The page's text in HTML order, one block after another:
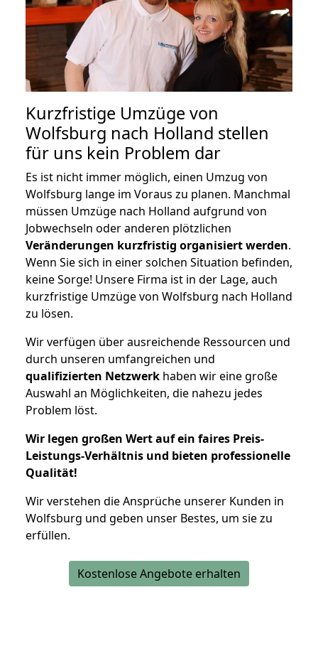
Kurzfristige Umzüge von
Wolfsburg nach Holland stellen
für uns kein Problem dar
Es ist nicht immer möglich, einen Umzug von
Wolfsburg lange im Voraus zu planen. Manchmal
müssen Umzüge nach Holland aufgrund von
Jobwechseln oder anderen plötzlichen
Veränderungen kurzfristig organisiert werden.
Wenn Sie sich in einer solchen Situation befinden,
keine Sorge! Unsere Firma ist in der Lage, auch
kurzfristige Umzüge von Wolfsburg nach Holland
zu lösen.
Wir verfügen über ausreichende Ressourcen und
durch unseren umfangreichen und
qualifizierten Netzwerk haben wir eine große
Auswahl an Möglichkeiten, die nahezu jedes
Problem löst.
Wir legen großen Wert auf ein faires Preis-
Leistungs-Verhältnis und bieten professionelle
Qualität!
Wir verstehen die Ansprüche unserer Kunden in
Wolfsburg und geben unser Bestes, um sie zu
erfüllen.
Kostenlose Angebote erhalten